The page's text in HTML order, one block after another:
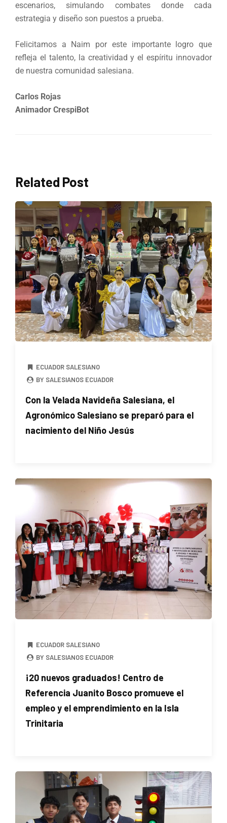
escenarios, simulando combates donde cada
estrategia y diseño son puestos a prueba.
Felicitamos a Naim por este importante logro que
refleja el talento, la creatividad y el espíritu innovador
de nuestra comunidad salesiana.
Carlos Rojas
Animador CrespiBot
Related Post
ECUADOR SALESIANO
BY SALESIANOS ECUADOR
Con la Velada Navideña Salesiana, el
Agronómico Salesiano se preparó para el
nacimiento del Niño Jesús
ECUADOR SALESIANO
BY SALESIANOS ECUADOR
¡20 nuevos graduados! Centro de
Referencia Juanito Bosco promueve el
empleo y el emprendimiento en la Isla
Trinitaria